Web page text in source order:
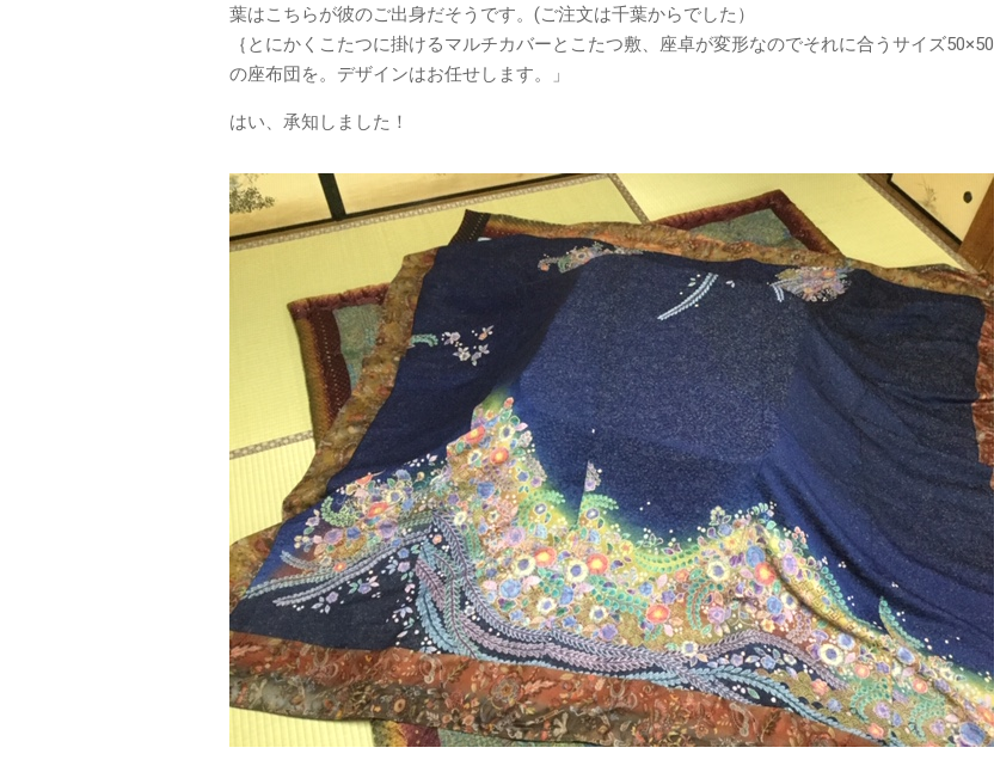
葉はこちらが彼のご出身だそうです。(ご注文は千葉からでした）
｛とにかくこたつに掛けるマルチカバーとこたつ敷、座卓が変形なのでそれに合うサイズ50×50
の座布団を。デザインはお任せします。」
はい、承知しました！